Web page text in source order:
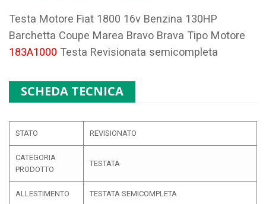
Testa Motore Fiat 1800 16v Benzina 130HP
Barchetta Coupe Marea Bravo Brava Tipo Motore
183A1000 Testa Revisionata semicompleta
SCHEDA TECNICA
STATO REVISIONATO
CATEGORIA
PRODOTTO
TESTATA
ALLESTIMENTO TESTATA SEMICOMPLETA